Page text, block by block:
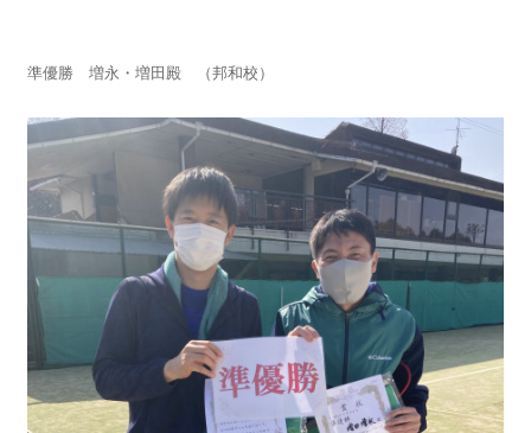
準優勝 増永・増田殿 （邦和校）